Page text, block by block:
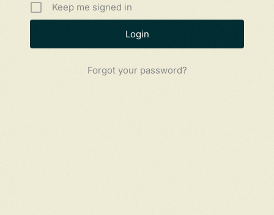
Keep me signed in
Forgot your password?